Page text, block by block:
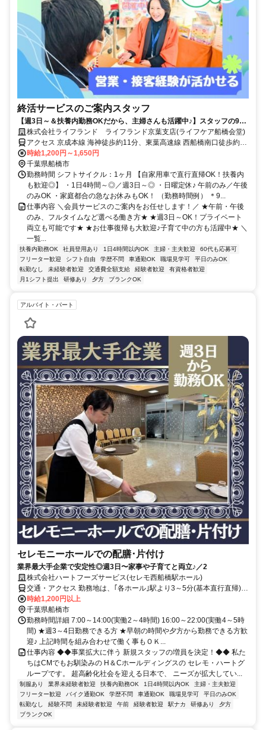
終活サービスのご案内スタッフ
【週3日～＆扶養内勤務OKだから、主婦さんも活躍中♪】スタッフの9割
が女性/子育てが落ち着いた方・社会復帰の方も大歓迎です◎/柔軟なシフ
ト体制・しっかりとしたサポート体制充実で働きやすさもバツグン/フル
タイム希望も大歓迎/マイカーでの直行直帰OK/営業・テレアポ・販売経
験者は即戦力/正社員登用実績もあり◎
株式会社ライフランド ライフランド京葉支店(ライフケア船橋会堂)
アクセス 京成本線 海神徒歩約11分、東葉高速線 西船橋南口徒歩約13
分
時給1,200円～1,650円
千葉県船橋市
勤務時間 シフトサイクル：1ヶ月 【自家用車で直行直帰OK！扶養内
も歓迎◎】 ・1日4時間～◎／週3日～◎ ・日曜定休♪ 午前のみ／午後
のみOK ・家庭都合の急なお休みもOK！ （勤務時間例） ＊9...
仕事内容 ＼会員サービスのご案内をお任せします！／ ★午前・午後
のみ、フルタイムなど選べる働き方★ ★週3日～OK！プライベート
両立も可能です★ ★お仕事復帰も大歓迎♪子育て中の方も活躍中★ ＼
一覧...
扶養内勤務OK 社員登用あり 1日4時間以内OK 主婦・主夫歓迎
60代も応募可
フリーター歓迎
シフト自由 学歴不問 車通勤OK 職場見学可
平日のみOK
転勤なし
未経験者歓迎 交通費全額支給 経験者歓迎
有資格者歓迎
月1シフト提出
研修あり 夕方 ブランクOK
アルバイト・パート
セレモニーホールでの配膳･片付け
業界最大手企業で安定性◎週3日〜家事や子育てと両立♪／2
株式会社ハートフーズサービス(セレモ西船橋駅ホール)
交通・アクセス 勤務地は、｢各ホール｣駅より3～5分(基本直行直帰)の
駅近現場多数
時給1,200円以上
千葉県船橋市
勤務時間詳細 7:00～14:00(実働2～4時間) 16:00～22:00(実働4～5時
間) ★週3～4日勤務できる方 ★早朝の時間や夕方から勤務できる方歓
迎♪ 上記時間を組み合わせて働く事もＯＫ...
仕事内容 ◆◆事業拡大に伴う 新規スタッフの増員を決定！◆◆ 私た
ちはCMでもお馴染みの H＆Cホールディングスの セレモ・ハートグ
ループです。 超高齢化社会を迎える日本で、 ニーズが拡大してい...
制服あり 業界未経験者歓迎 扶養内勤務OK 1日4時間以内OK
主婦・主夫歓迎
フリーター歓迎
バイク通勤OK 学歴不問 車通勤OK 職場見学可
平日のみOK
転勤なし
経験不問 未経験者歓迎 午前 経験者歓迎 駅ナカ 研修あり
夕方
ブランクOK